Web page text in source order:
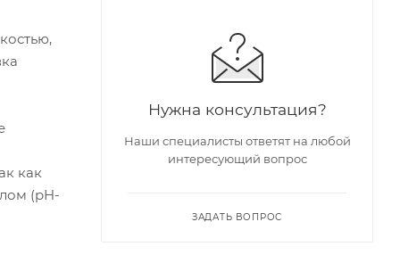
как
(pH-
Нужна консультация?
Наши специалисты ответят на любой
интересующий вопрос
ЗАДАТЬ ВОПРОС